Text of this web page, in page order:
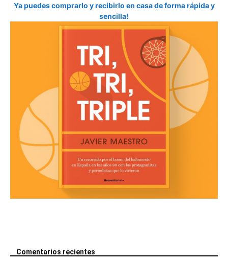
Ya puedes comprarlo y recibirlo en casa de forma rápida y
sencilla!
Comentarios recientes